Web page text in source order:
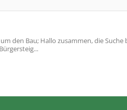
den Bau; Hallo zusammen, die